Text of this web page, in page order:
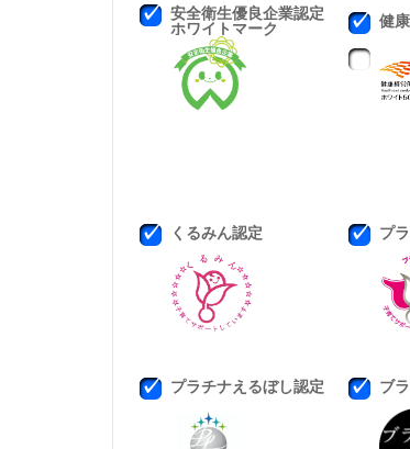
安全衛生優良企業認定
ホワイトマーク 健
くるみん認定 プ
プラチナえるぼし認定 ブ